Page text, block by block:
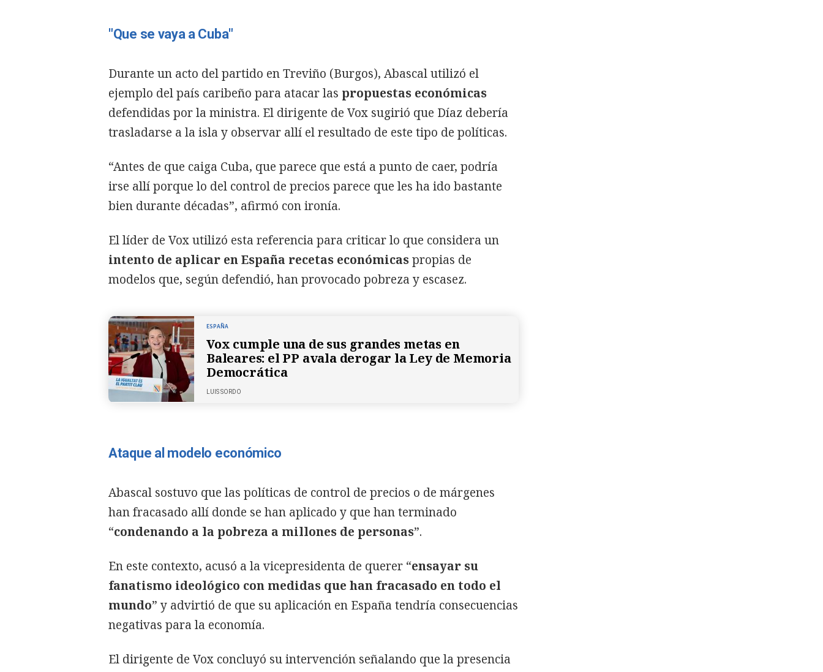
"Que se vaya a Cuba"
Durante un acto del partido en Treviño (Burgos), Abascal utilizó el
ejemplo del país caribeño para atacar las propuestas económicas
defendidas por la ministra. El dirigente de Vox sugirió que Díaz debería
trasladarse a la isla y observar allí el resultado de este tipo de políticas.
“Antes de que caiga Cuba, que parece que está a punto de caer, podría
irse allí porque lo del control de precios parece que les ha ido bastante
bien durante décadas”, afirmó con ironía.
El líder de Vox utilizó esta referencia para criticar lo que considera un
intento de aplicar en España recetas económicaspropias de
modelos que, según defendió, han provocado pobreza y escasez.
ESPAÑA
Vox cumple una de sus grandes metas en
Baleares: el PP avala derogar la Ley de Memoria
Democrática
LUIS SORDO
Ataque al modelo económico
Abascal sostuvo que las políticas de control de precios o de márgenes
han fracasado allí donde se han aplicado y que han terminado
“condenando a la pobreza a millones de personas”.
En este contexto, acusó a la vicepresidenta de querer “ensayar su
fanatismo ideológico con medidas que han fracasado en todo el
mundo” y advirtió de que su aplicación en España tendría consecuencias
negativas para la economía.
El dirigente de Vox concluyó su intervención señalando que la presencia